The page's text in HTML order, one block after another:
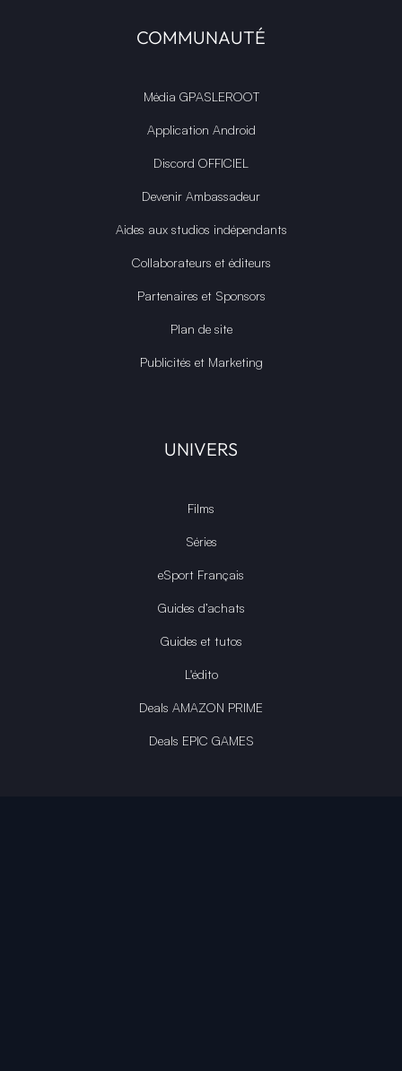
COMMUNAUTÉ
Média GPASLEROOT
Application Android
Discord OFFICIEL
Devenir Ambassadeur
Aides aux studios indépendants
Collaborateurs et éditeurs
Partenaires et Sponsors
Plan de site
Publicités et Marketing
UNIVERS
Films
Séries
eSport Français
Guides d’achats
Guides et tutos
L'édito
Deals AMAZON PRIME
Deals EPIC GAMES